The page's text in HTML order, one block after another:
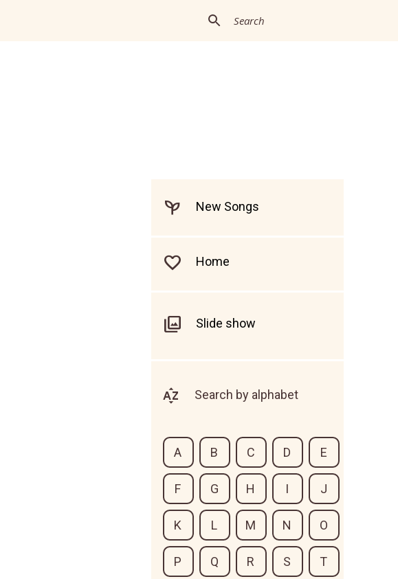
New Songs
Home
Slide show
Search by alphabet
A B C D E
F G H I J
K L M N O
P Q R S T